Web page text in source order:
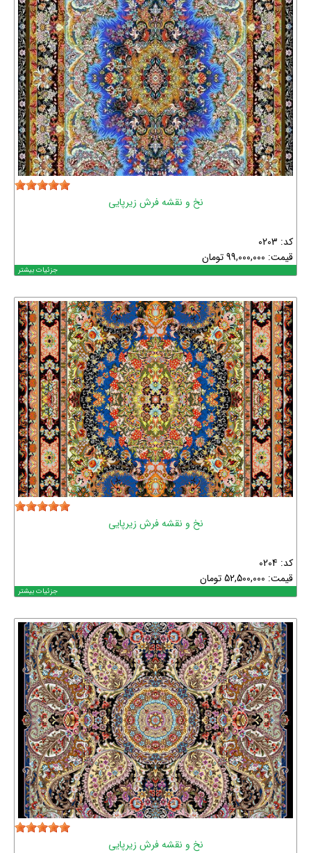
نخ و نقشه فرش زیرپایی
کد: 0203
قیمت: 99,000,000تومان
جزئیات بیشتر
نخ و نقشه فرش زیرپایی
کد: 0204
قیمت: 52,500,000تومان
جزئیات بیشتر
نخ و نقشه فرش زیرپایی